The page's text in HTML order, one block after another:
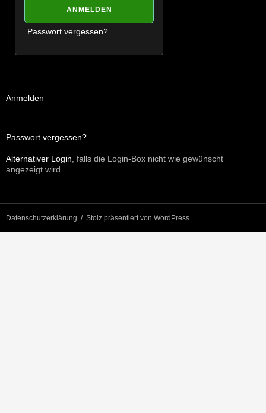
Passwort vergessen?
Anmelden
Passwort vergessen?
Alternativer Login , falls die Login-Box nicht wie gewünscht
angezeigt wird
Datenschutzerklärung Stolz präsentiert von WordPress